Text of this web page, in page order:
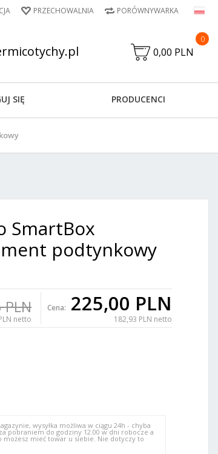
PRZECHOWALNIA PORÓWNYWARKA
0,00 PLN
0
SIĘ PRODUCENCI
SmartBox
podtynkowy
Cena: 225,00 PLN
182,93 PLN netto
netto
wysyłka możliwa w ciągu 24h - chyba
pobraniem do godziny 12.00 w dni robocze a
możesz mieć towar u siebie. Nie dotyczy to